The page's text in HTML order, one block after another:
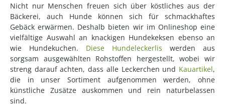
Nicht nur Menschen freuen sich über köstliches aus der
Bäckerei, auch Hunde können sich für schmackhaftes
Gebäck erwärmen. Deshalb bieten wir im Onlineshop eine
vielfältige Auswahl an knackigen Hundekeksen ebenso an
wie Hundekuchen. Diese Hundeleckerlis werden aus
sorgsam ausgewählten Rohstoffen hergestellt, wobei wir
streng darauf achten, dass alle Leckerchen und Kauartikel,
die in unser Sortiment aufgenommen werden, ohne
künstliche Zusätze auskommen und rein naturbelassen
sind.